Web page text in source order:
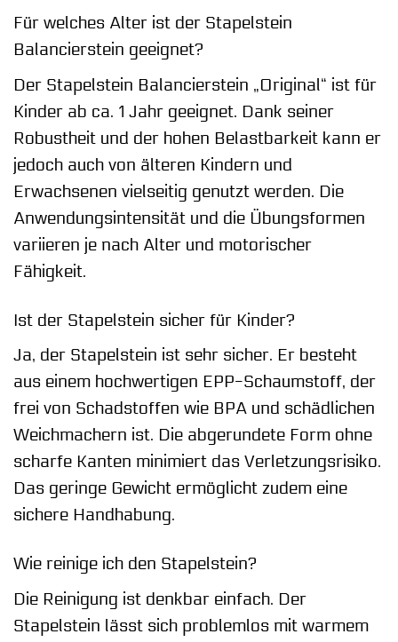
Für welches Alter ist der Stapelstein
Balancierstein geeignet?
Der Stapelstein Balancierstein „Original“ ist für
Kinder ab ca. 1 Jahr geeignet. Dank seiner
Robustheit und der hohen Belastbarkeit kann er
jedoch auch von älteren Kindern und
Erwachsenen vielseitig genutzt werden. Die
Anwendungsintensität und die Übungsformen
variieren je nach Alter und motorischer
Fähigkeit.
Ist der Stapelstein sicher für Kinder?
Ja, der Stapelstein ist sehr sicher. Er besteht
aus einem hochwertigen EPP-Schaumstoff, der
frei von Schadstoffen wie BPA und schädlichen
Weichmachern ist. Die abgerundete Form ohne
scharfe Kanten minimiert das Verletzungsrisiko.
Das geringe Gewicht ermöglicht zudem eine
sichere Handhabung.
Wie reinige ich den Stapelstein?
Die Reinigung ist denkbar einfach. Der
Stapelstein lässt sich problemlos mit warmem